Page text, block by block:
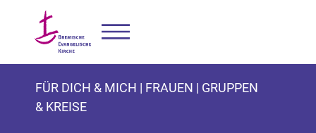
FÜR DICH & MICH | FRAUEN | GRUPPEN
& KREISE